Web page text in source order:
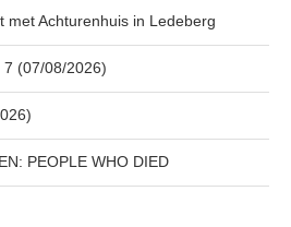
met Achturenhuis in Ledeberg
7 (07/08/2026)
PEOPLE WHO DIED